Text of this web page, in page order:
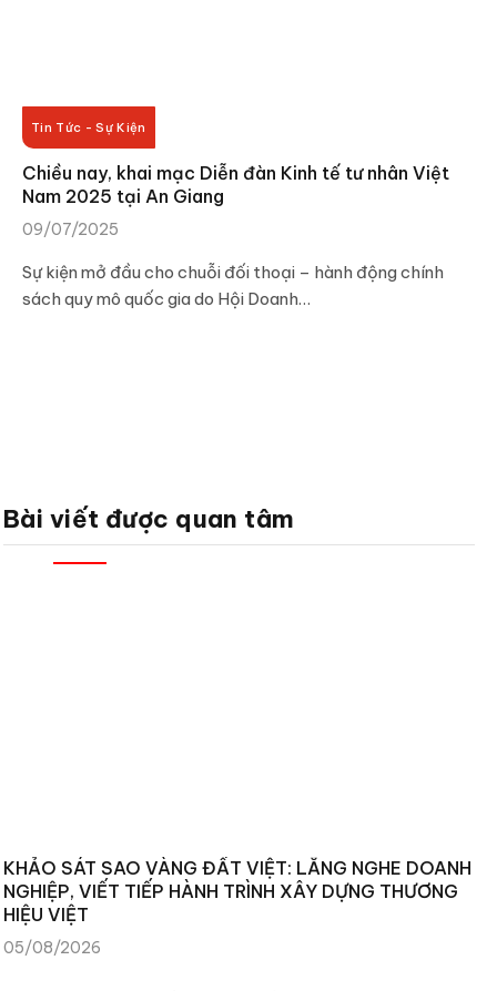
Tin Tức - Sự Kiện
Chiều nay, khai mạc Diễn đàn Kinh tế tư nhân Việt
Nam 2025 tại An Giang
09/07/2025
Sự kiện mở đầu cho chuỗi đối thoại – hành động chính
sách quy mô quốc gia do Hội Doanh…
Bài viết được quan tâm
KHẢO SÁT SAO VÀNG ĐẤT VIỆT: LẮNG NGHE DOANH
NGHIỆP, VIẾT TIẾP HÀNH TRÌNH XÂY DỰNG THƯƠNG
HIỆU VIỆT
05/08/2026